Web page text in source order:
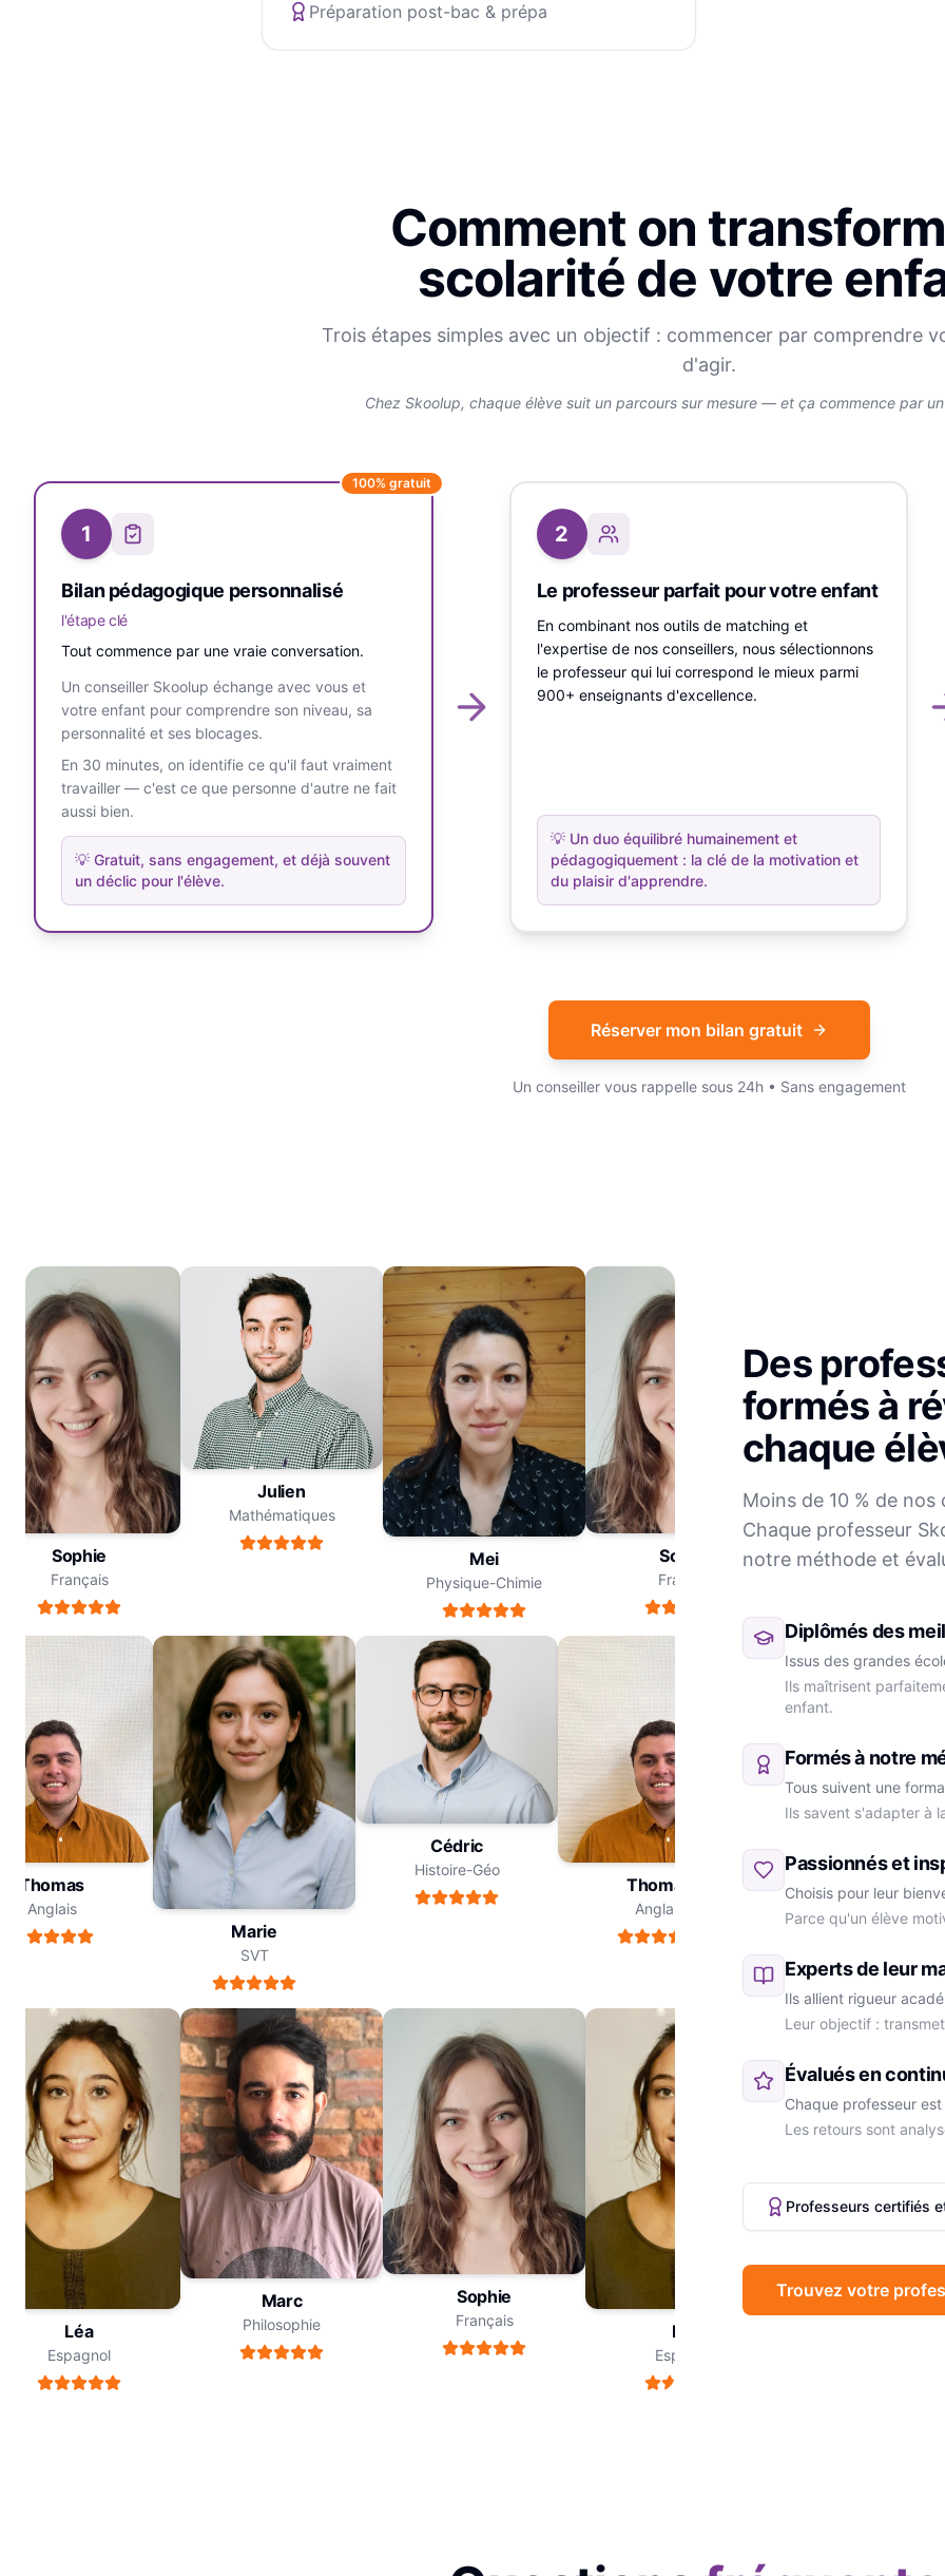
Préparation post-bac & prépa
Comment on
scolarité de votre
Trois étapes simples avec un objectif : commencer par comprendre
d'agir.
Chez Skoolup, chaque élève suit un parcours sur mesure — et ça commence par
100% gratuit
1
Bilan pédagogique personnalisé
l'étape clé
Tout commence par une vraie conversation.
Un conseiller Skoolup échange avec vous et
votre enfant pour comprendre son niveau, sa
personnalité et ses blocages.
En 30 minutes, on identifie ce qu'il faut vraiment
travailler — c'est ce que personne d'autre ne fait
aussi bien.
💡 Gratuit, sans engagement, et déjà souvent
un déclic pour l'élève.
2
Le professeur parfait pour votre enfant
En combinant nos outils de matching et
l'expertise de nos conseillers, nous sélectionnons
le professeur qui lui correspond le mieux parmi
900+ enseignants d'excellence.
💡 Un duo équilibré humainement et
pédagogiquement : la clé de la motivation et
du plaisir d'apprendre.
Réserver mon bilan gratuit
Un conseiller vous rappelle sous 24h • Sans engagement
Sophie
Français
Julien
Mathématiques
Mei
Physique-Chimie
Sophie
Français
Julien
Thomas
Anglais
Marie
SVT
Cédric
Histoire-Géo
Thomas
Anglais
Marie
Léa
Espagnol
Marc
Philosophie
Sophie
Français Léa
Espagnol
Marc
Des
formés à
chaque
Moins de 10 % de
Chaque professeur
notre méthode et
Diplômés des
Issus des grandes
Ils maîtrisent
enfant.
Formés à notre
Tous suivent une
Ils savent s'adapter à
Passionnés et
Choisis pour leur
Parce qu'un élève
Experts de leur
Ils allient rigueur
Leur objectif :
Évalués en
Chaque professeur
Les retours sont
Professeurs certifiés
Trouvez votre